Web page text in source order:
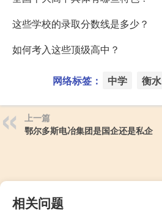
这些学校的录取分数线是多少？
如何考入这些顶级高中？
网络标签： 中学 衡水
上一篇
鄂尔多斯电冶集团是国企还是私企
相关问题